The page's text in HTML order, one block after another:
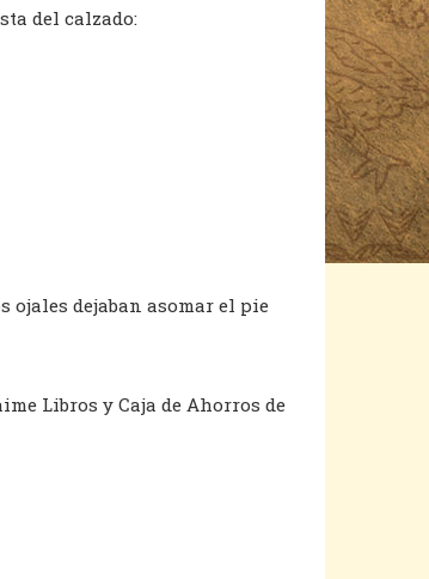
del calzado:
ojales dejaban asomar el pie
Libros y Caja de Ahorros de